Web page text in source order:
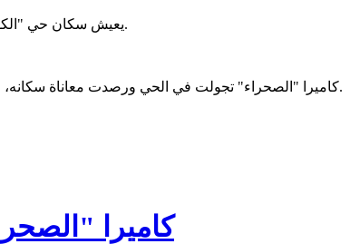
يعيش سكان حي "الكوفة" بمقاطعة السبخة، في موسم الأمطار، معناة خاصة بسبب انتشار البرك والمستنقعات.
كاميرا "الصحراء" تجولت في الحي ورصدت معاناة سكانه، حيث يشكو الناس هنا من "النسيان" وغياب الخدمات الأساسية، وانتشار الباعوض والأوساخ.
كاميرا